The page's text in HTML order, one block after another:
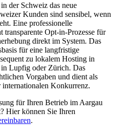
der Schweiz das neue
Kunden sind sensibel, wenn
Eine professionelle
transparente Opt-in-Prozesse für
direkt im System. Das
für eine langfristige
zu lokalem Hosting in
in Lupfig oder Zürich. Das
Vorgaben und dient als
internationalen Konkurrenz.
für Ihren Betrieb im Aargau
Hier können Sie Ihren
.